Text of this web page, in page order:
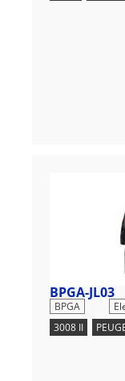
BPGA-JL03
BPGA
3008 II